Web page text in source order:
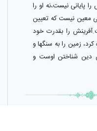
پايانى نيست،نه او را
معين نيست كه تعيين
را بقدرت خود
كرد، زمين را به سنگها و
دين شناختن اوست و
براى اوست و
بر ذات او تصور
كه او غير از موصوف